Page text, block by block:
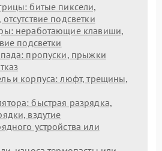
битые пиксели,
подсветки
неработающие клавиши,
подсветки
пропуски, прыжки
и корпуса: люфт, трещины,
быстрая разрядка,
вздутие
устройства или